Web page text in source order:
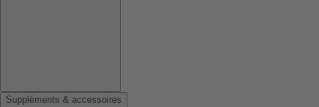
Suppléments & accessoires